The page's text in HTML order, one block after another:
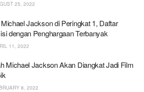
25, 2022
Jackson di Peringkat 1, Daftar
dengan Penghargaan Terbanyak
11, 2022
Michael Jackson Akan Diangkat Jadi Film
8, 2022